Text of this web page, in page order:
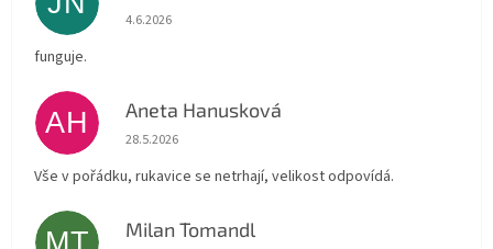
Hodnocení obchodu je 5 z 5 hvězdiček.
4.6.2026
funguje.
AH Aneta Hanusková
Hodnocení obchodu je 5 z 5 hvězdiček.
28.5.2026
Vše v pořádku, rukavice se netrhají, velikost odpovídá.
MT Milan Tomandl